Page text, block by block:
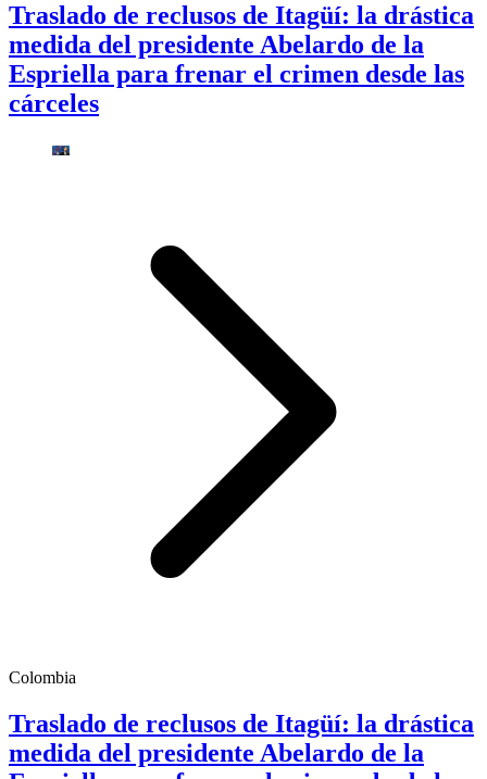
Traslado de reclusos de Itagüí: la drástica
medida del presidente Abelardo de la
Espriella para frenar el crimen desde las
cárceles
Colombia
Traslado de reclusos de Itagüí: la drástica
medida del presidente Abelardo de la